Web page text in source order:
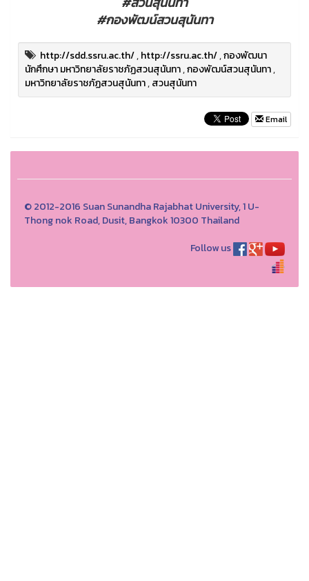
#กองพัฒน์สวนสุนันทา
http://sdd.ssru.ac.th/,http://ssru.ac.th/,กองพัฒนา
นักศึกษา มหาวิทยาลัยราชภัฏสวนสุนันทา,กองพัฒน์สวนสุนันทา,
มหาวิทยาลัยราชภัฏสวนสุนันทา,สวนสุนันทา
Email
© 2012-2016 Suan Sunandha Rajabhat University, 1 U-
Thong nok Road, Dusit, Bangkok 10300 Thailand
Follow us